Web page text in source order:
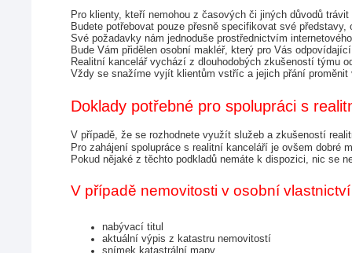
Pro klienty, kteří nemohou z časových či jiných důvodů
Budete potřebovat pouze přesně specifikovat své
Své požadavky nám jednoduše prostřednictvím
Bude Vám přidělen osobní makléř, který pro Vás
Realitní kancelář vychází z dlouhodobých zkušeností týmu
Vždy se snažíme vyjít klientům vstříc a jejich přání proměnit
Doklady potřebné pro spolupráci s
V případě, že se rozhodnete využít služeb a zkušeností
Pro zahájení spolupráce s realitní kanceláří je ovšem dobré
Pokud nějaké z těchto podkladů nemáte k dispozici, nic se
V případě nemovitosti v osobní vlastnictví
nabývací titul
aktuální výpis z katastru nemovitostí
snímek katastrální mapy